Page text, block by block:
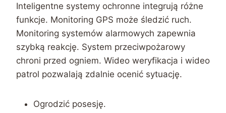
Inteligentne systemy ochronne integrują różne
funkcje. Monitoring GPS może śledzić ruch.
Monitoring systemów alarmowych zapewnia
szybką reakcję. System przeciwpożarowy
chroni przed ogniem. Wideo weryfikacja i wideo
patrol pozwalają zdalnie ocenić sytuację.
Ogrodzić posesję.